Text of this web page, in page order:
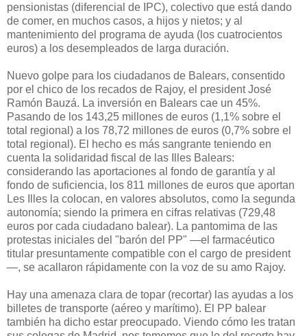
pensionistas (diferencial de IPC), colectivo que está dando
de comer, en muchos casos, a hijos y nietos; y al
mantenimiento del programa de ayuda (los cuatrocientos
euros) a los desempleados de larga duración.
Nuevo golpe para los ciudadanos de Balears, consentido
por el chico de los recados de Rajoy, el president José
Ramón Bauzá. La inversión en Balears cae un 45%.
Pasando de los 143,25 millones de euros (1,1% sobre el
total regional) a los 78,72 millones de euros (0,7% sobre el
total regional). El hecho es más sangrante teniendo en
cuenta la solidaridad fiscal de las Illes Balears:
considerando las aportaciones al fondo de garantía y al
fondo de suficiencia, los 811 millones de euros que aportan
Les Illes la colocan, en valores absolutos, como la segunda
autonomía; siendo la primera en cifras relativas (729,48
euros por cada ciudadano balear). La pantomima de las
protestas iniciales del "barón del PP" —el farmacéutico
titular presuntamente compatible con el cargo de president
—, se acallaron rápidamente con la voz de su amo Rajoy.
Hay una amenaza clara de topar (recortar) las ayudas a los
billetes de transporte (aéreo y marítimo). El PP balear
también ha dicho estar preocupado. Viendo cómo les tratan